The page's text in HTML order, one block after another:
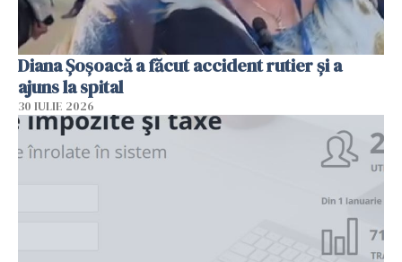
Diana Șoșoacă a făcut accident rutier și a
ajuns la spital
30 IULIE 2026